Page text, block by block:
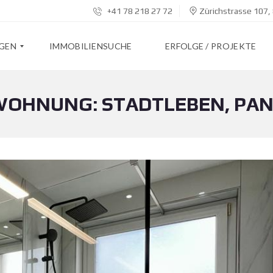
+41 78 218 27 72 Zürichstrasse 107,
IMMOBILIENSUCHE ERFOLGE / PROJEKTE
STADTLEBEN,